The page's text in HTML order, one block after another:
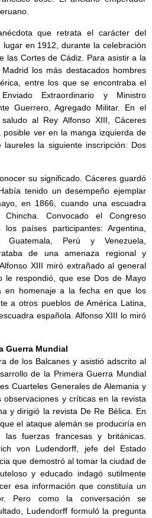
que retrata el carácter del
en 1912, durante la celebración
las Cortes de Cádiz. Para asistir a la
los más destacados hombres
entre los que se encontraba el
Extraordinario y Ministro
Guerrero, Agregado Militar. En el
al Rey Alfonso XIII, Cáceres
ver en la manga izquierda de
la siguiente inscripción: Dos
su significado. Cáceres guardó
tenido un desempeño ejemplar
en 1866, cuando una escuadra
Convocado el Congreso
países participantes: Argentina,
Guatemala, Perú y Venezuela,
de una amenaza regional y
XIII miró extrañado al general
le respondió, que ese Dos de Mayo
en homenaje a la fecha en que los
a otros pueblos de América Latina,
española. Alfonso XIII lo miró
Guerra Mundial
de los Balcanes y asistió adscrito al
de la Primera Guerra Mundial
Cuarteles Generales de Alemania y
observaciones y críticas en la revista
y dirigió la revista De Re Bélica. En
el ataque alemán se produciría en
fuerzas francesas y británicas.
von Ludendorff, jefe del Estado
que demostró al tomar la ciudad de
y educado indagó sutilmente
esa información que constituía un
Pero como la conversación se
Ludendorff formuló la pregunta